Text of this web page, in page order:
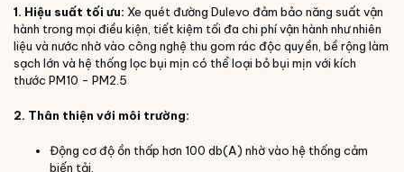
1. Hiệu suất tối ưu: Xe quét đường Dulevo đảm bảo năng suất vận
hành trong mọi điều kiện, tiết kiệm tối đa chi phí vận hành như nhiên
liệu và nước nhờ vào công nghệ thu gom rác độc quyền, bề rộng làm
sạch lớn và hệ thống lọc bụi mịn có thể loại bỏ bụi mịn với kích
thước PM10 - PM2.5
2. Thân thiện với môi trường:
Động cơ độ ồn thấp hơn 100 db(A) nhờ vào hệ thống cảm
biến tải.